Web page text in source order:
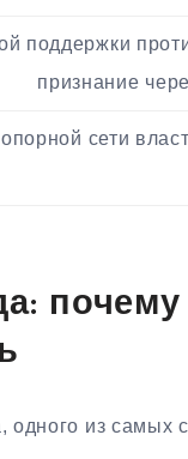
поддержки
признание
сети
почему
из самых